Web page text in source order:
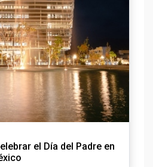
el Día del Padre en